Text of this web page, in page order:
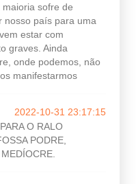
sofre de
nosso país para uma
estar com
graves. Ainda
onde podemos, não
manifestarmos
2022-10-31 23:17:15
O RALO
PODRE,